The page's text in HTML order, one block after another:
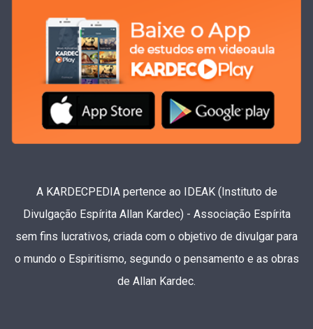
A KARDECPEDIA pertence ao IDEAK (Instituto de
Divulgação Espírita Allan Kardec) - Associação Espírita
sem fins lucrativos, criada com o objetivo de divulgar para
o mundo o Espiritismo, segundo o pensamento e as obras
de Allan Kardec.